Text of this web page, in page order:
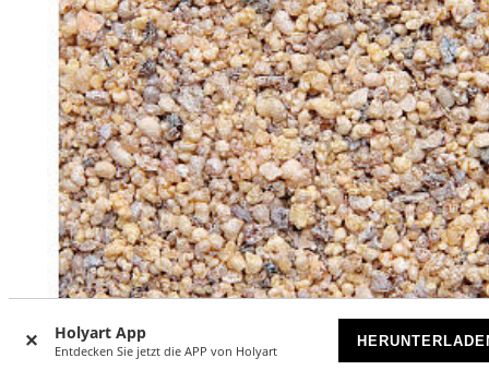
Holyart App
Entdecken Sie jetzt die APP von Holyart